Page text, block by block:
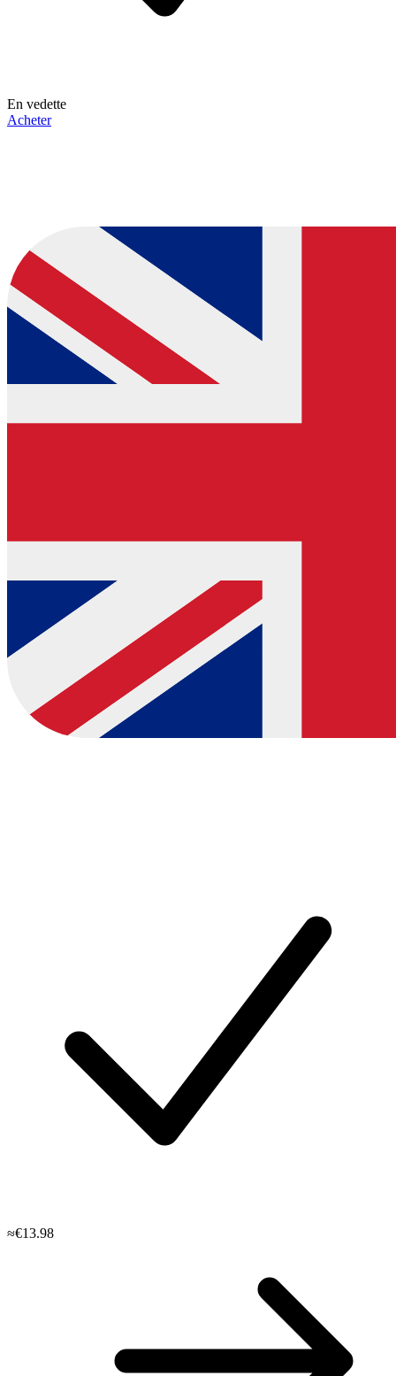
En vedette
Acheter
≈€13.98